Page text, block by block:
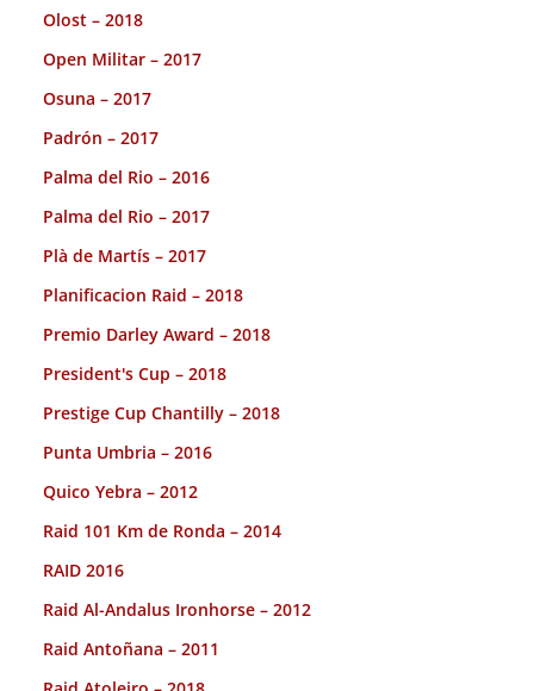
Olost – 2018
Open Militar – 2017
Osuna – 2017
Padrón – 2017
Palma del Rio – 2016
Palma del Rio – 2017
Plà de Martís – 2017
Planificacion Raid – 2018
Premio Darley Award – 2018
President's Cup – 2018
Prestige Cup Chantilly – 2018
Punta Umbria – 2016
Quico Yebra – 2012
Raid 101 Km de Ronda – 2014
RAID 2016
Raid Al-Andalus Ironhorse – 2012
Raid Antoñana – 2011